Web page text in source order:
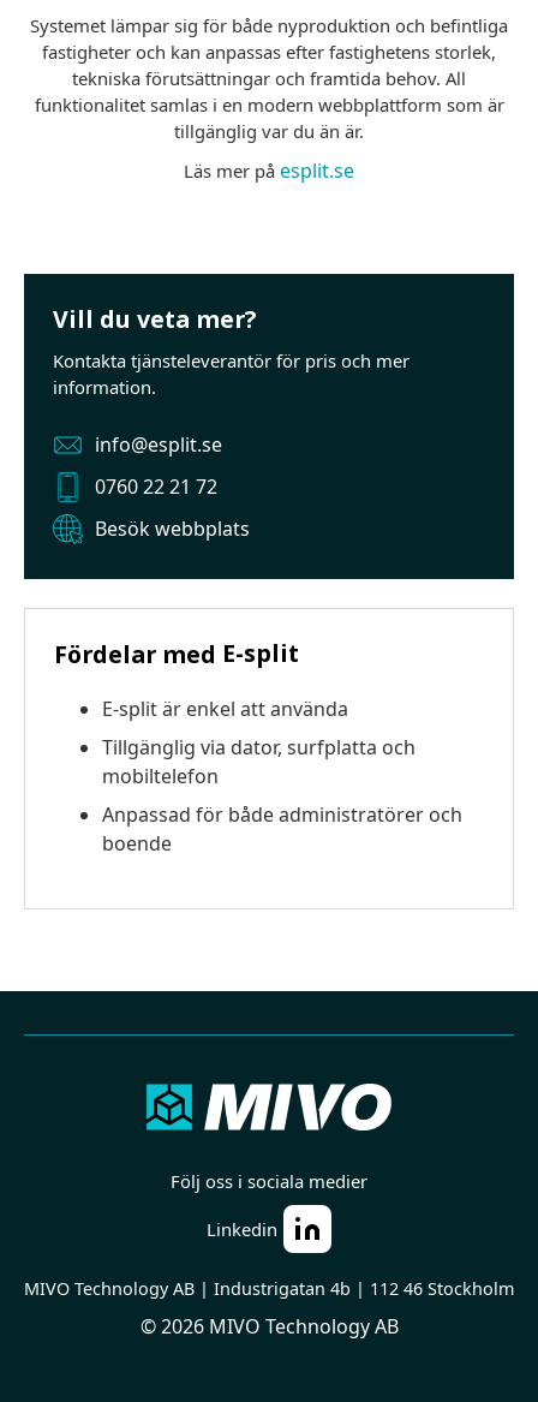
Systemet lämpar sig för både nyproduktion och befintliga
fastigheter och kan anpassas efter fastighetens storlek,
tekniska förutsättningar och framtida behov. All
funktionalitet samlas i en modern webbplattform som är
tillgänglig var du än är.
Läs mer på esplit.se
Vill du veta mer?
Kontakta tjänsteleverantör för pris och mer
information.
info@esplit.se
0760 22 21 72
Besök webbplats
Fördelar med E-split
E-split är enkel att använda
Tillgänglig via dator, surfplatta och
mobiltelefon
Anpassad för både administratörer och
boende
Följ oss i sociala medier
Linkedin
MIVO Technology AB | Industrigatan 4b | 112 46 Stockholm
© 2026 MIVO Technology AB